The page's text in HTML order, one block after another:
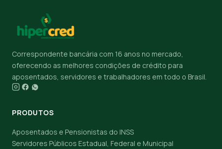
Correspondente bancária com 16 anos no mercado,
oferecendo as melhores condições de crédito para
aposentados, servidores e trabalhadores em todo o Brasil.
PRODUTOS
Aposentados e Pensionistas do INSS
Servidores Públicos Estadual, Federal e Municipal